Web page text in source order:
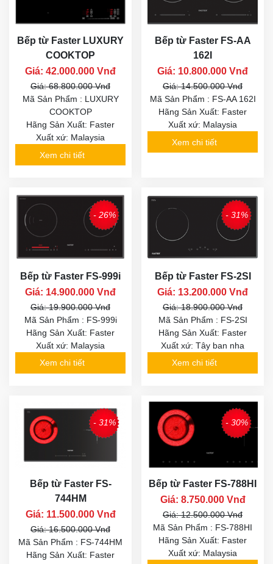
Bếp từ Faster LUXURY
COOKTOP
Giá: 42.000.000 Vnđ
Giá: 68.800.000 Vnđ
Mã Sản Phẩm : LUXURY
COOKTOP
Hãng Sản Xuất: Faster
Xuất xứ: Malaysia
Xem chi tiết
Bếp từ Faster FS-AA
162I
Giá: 10.800.000 Vnđ
Giá: 14.500.000 Vnđ
Mã Sản Phẩm : FS-AA 162I
Hãng Sản Xuất: Faster
Xuất xứ: Malaysia
Xem chi tiết
- 26%
Bếp từ Faster FS-999i
Giá: 14.900.000 Vnđ
Giá: 19.900.000 Vnđ
Mã Sản Phẩm : FS-999i
Hãng Sản Xuất: Faster
Xuất xứ: Malaysia
Xem chi tiết
- 31%
Bếp từ Faster FS-2SI
Giá: 13.200.000 Vnđ
Giá: 18.900.000 Vnđ
Mã Sản Phẩm : FS-2SI
Hãng Sản Xuất: Faster
Xuất xứ: Tây ban nha
Xem chi tiết
- 31%
Bếp từ Faster FS-
744HM
Giá: 11.500.000 Vnđ
Giá: 16.500.000 Vnđ
Mã Sản Phẩm : FS-744HM
Hãng Sản Xuất: Faster
- 30%
Bếp từ Faster FS-788HI
Giá: 8.750.000 Vnđ
Giá: 12.500.000 Vnđ
Mã Sản Phẩm : FS-788HI
Hãng Sản Xuất: Faster
Xuất xứ: Malaysia